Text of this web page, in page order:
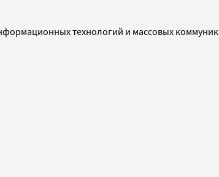
технологий и массовых